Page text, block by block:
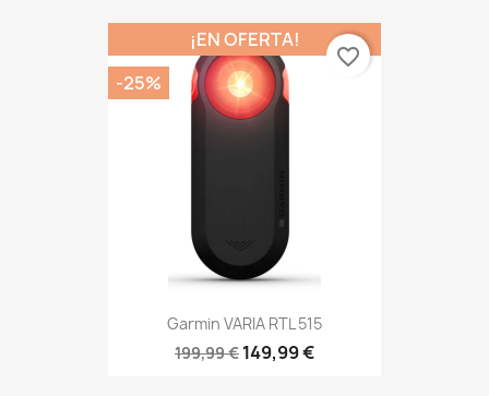
Garmin VARIA RTL 515
199,99 € 149,99 €
¡EN OFERTA!
-25%
favorite_border